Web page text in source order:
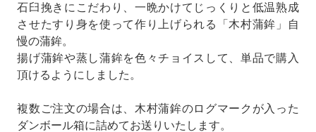
石臼挽きにこだわり、一晩かけてじっくりと低温熟成
させたすり身を使って作り上げられる「木村蒲鉾」自
慢の蒲鉾。
揚げ蒲鉾や蒸し蒲鉾を色々チョイスして、単品で購入
頂けるようにしました。
複数ご注文の場合は、木村蒲鉾のログマークが入った
ダンボール箱に詰めてお送りいたします。